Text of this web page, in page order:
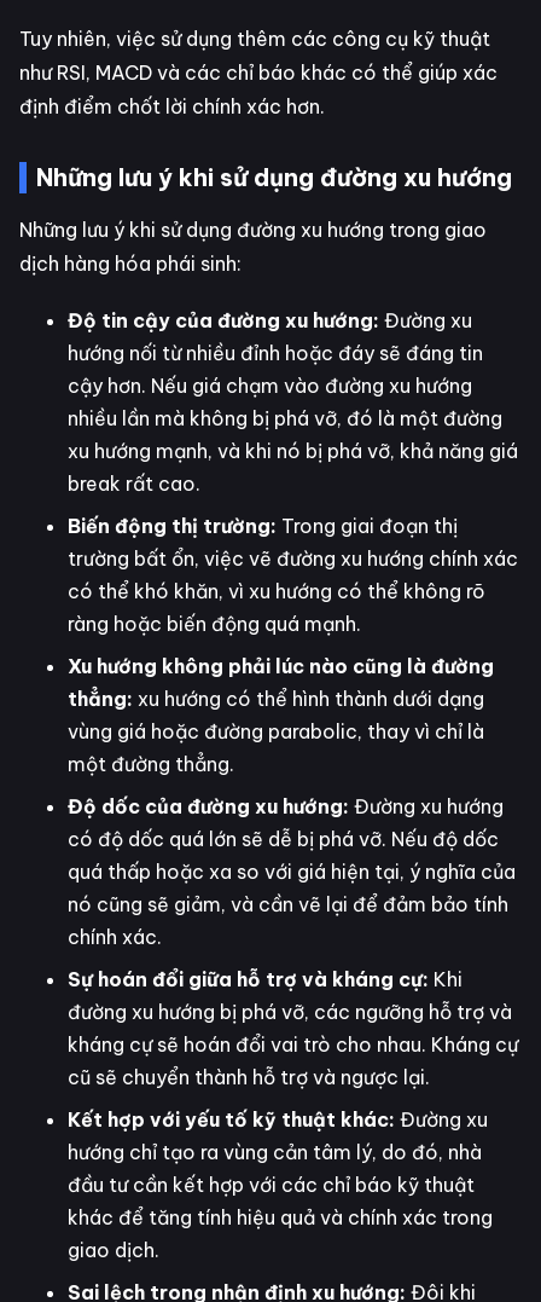
Tuy nhiên, việc sử dụng thêm các công cụ kỹ thuật
như RSI, MACD và các chỉ báo khác có thể giúp xác
định điểm chốt lời chính xác hơn.
Những lưu ý khi sử dụng đường xu hướng
Những lưu ý khi sử dụng đường xu hướng trong giao
dịch hàng hóa phái sinh:
Độ tin cậy của đường xu hướng: Đường xu
hướng nối từ nhiều đỉnh hoặc đáy sẽ đáng tin
cậy hơn. Nếu giá chạm vào đường xu hướng
nhiều lần mà không bị phá vỡ, đó là một đường
xu hướng mạnh, và khi nó bị phá vỡ, khả năng giá
break rất cao.
Biến động thị trường: Trong giai đoạn thị
trường bất ổn, việc vẽ đường xu hướng chính xác
có thể khó khăn, vì xu hướng có thể không rõ
ràng hoặc biến động quá mạnh.
Xu hướng không phải lúc nào cũng là đường
thẳng: xu hướng có thể hình thành dưới dạng
vùng giá hoặc đường parabolic, thay vì chỉ là
một đường thẳng.
Độ dốc của đường xu hướng: Đường xu hướng
có độ dốc quá lớn sẽ dễ bị phá vỡ. Nếu độ dốc
quá thấp hoặc xa so với giá hiện tại, ý nghĩa của
nó cũng sẽ giảm, và cần vẽ lại để đảm bảo tính
chính xác.
Sự hoán đổi giữa hỗ trợ và kháng cự: Khi
đường xu hướng bị phá vỡ, các ngưỡng hỗ trợ và
kháng cự sẽ hoán đổi vai trò cho nhau. Kháng cự
cũ sẽ chuyển thành hỗ trợ và ngược lại.
Kết hợp với yếu tố kỹ thuật khác: Đường xu
hướng chỉ tạo ra vùng cản tâm lý, do đó, nhà
đầu tư cần kết hợp với các chỉ báo kỹ thuật
khác để tăng tính hiệu quả và chính xác trong
giao dịch.
Sai lệch trong nhận định xu hướng: Đôi khi